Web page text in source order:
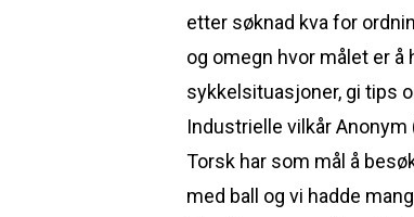
etter søknad kva for
og omegn hvor målet er
sykkelsituasjoner, gi tips
Industrielle vilkår
Torsk har som mål å
med ball og vi hadde